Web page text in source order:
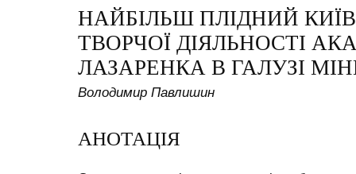
НАЙБІЛЬШ ПЛІДНИЙ
ТВОРЧОЇ ДІЯЛЬНОСТІ
ЛАЗАРЕНКА В ГАЛУЗІ
Володимир Павлишин
АНОТАЦІЯ